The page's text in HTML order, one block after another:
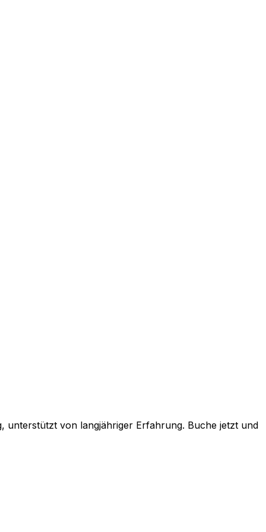
unterstützt von langjähriger Erfahrung. Buche jetzt und